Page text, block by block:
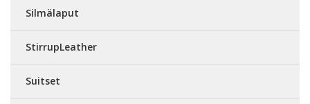
Silmälaput
StirrupLeather
Suitset